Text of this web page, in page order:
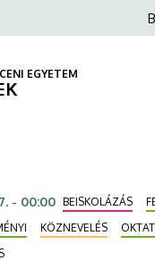
EGYETEM
- 00:00 BEISKOLÁZÁS
KÖZNEVELÉS